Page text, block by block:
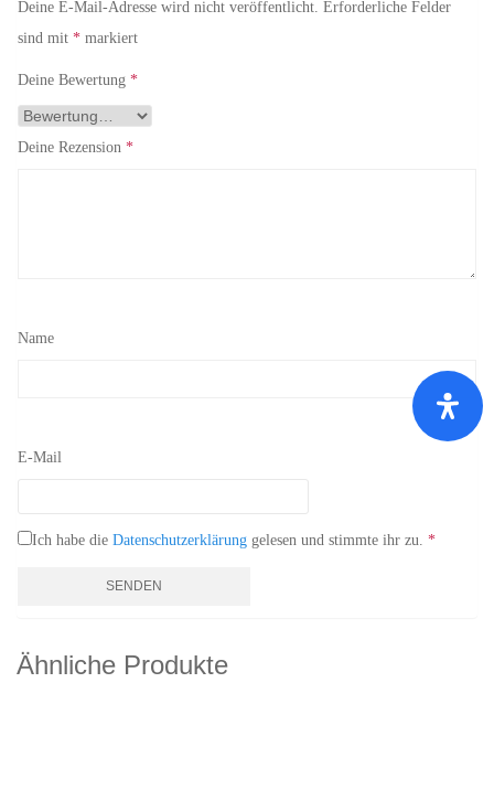
Deine E-Mail-Adresse wird nicht veröffentlicht. Erforderliche Felder
sind mit * markiert
Deine Bewertung *
Deine Rezension *
Name
E-Mail
Ich habe die Datenschutzerklärung gelesen und stimmte ihr zu. *
Ähnliche Produkte